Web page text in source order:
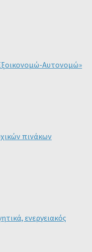
Αυτονομώ»
πινάκων
ενεργειακός